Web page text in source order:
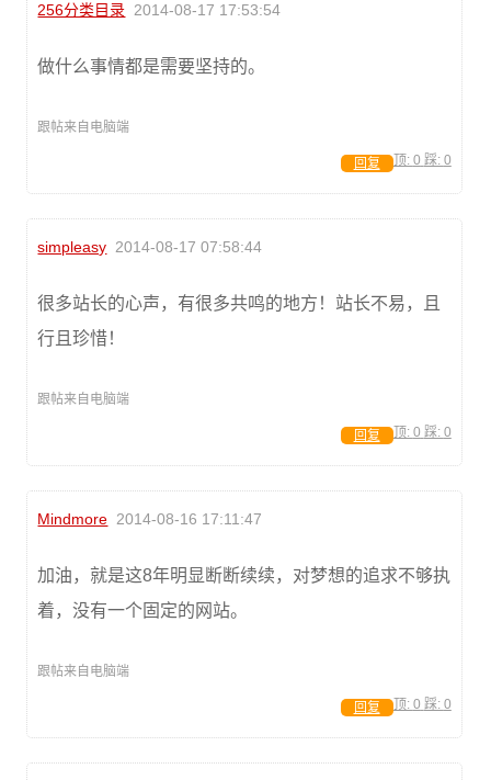
256分类目录 2014-08-17 17:53:54
做什么事情都是需要坚持的。
跟帖来自电脑端
顶: 0 踩: 0
回复
simpleasy 2014-08-17 07:58:44
很多站长的心声，有很多共鸣的地方！站长不易，且
行且珍惜！
跟帖来自电脑端
顶: 0 踩: 0
回复
Mindmore 2014-08-16 17:11:47
加油，就是这8年明显断断续续，对梦想的追求不够执
着，没有一个固定的网站。
跟帖来自电脑端
顶: 0 踩: 0
回复